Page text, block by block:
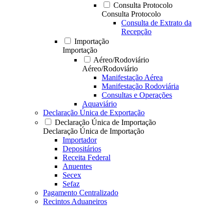
Consulta Protocolo
Consulta Protocolo
Consulta de Extrato da
Recepção
Importação
Importação
Aéreo/Rodoviário
Aéreo/Rodoviário
Manifestação Aérea
Manifestação Rodoviária
Consultas e Operações
Aquaviário
Declaração Única de Exportação
Declaração Única de Importação
Declaração Única de Importação
Importador
Depositários
Receita Federal
Anuentes
Secex
Sefaz
Pagamento Centralizado
Recintos Aduaneiros